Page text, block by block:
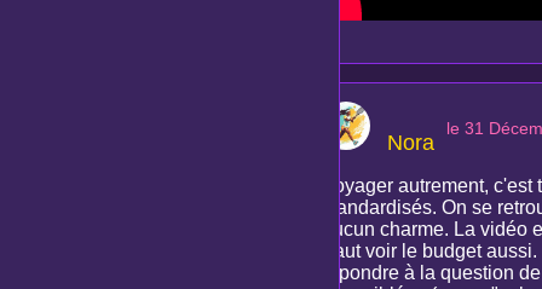
Nora
le 31
Voyager autrement,
standardisés. On se
aucun charme. La
Faut voir le budget
répondre à la question